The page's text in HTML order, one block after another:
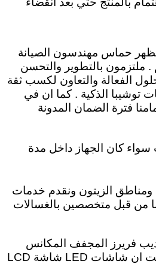
يُظهر حماس مهندسون الصيانة
. ملتزمون بالتطوير والتحسن
الفعالة والتعاون لكسب ثقة
توشيبا الذكية . كما ان في
فترة الضمان المدونة
سواء كان الجهاز داخل مدة
الزيتون ونقدم خدمات
من قبل متخصصين بالغسالات
فريرز المجفف المكانس
افران بلت ان شاشات LED شاشة LCD